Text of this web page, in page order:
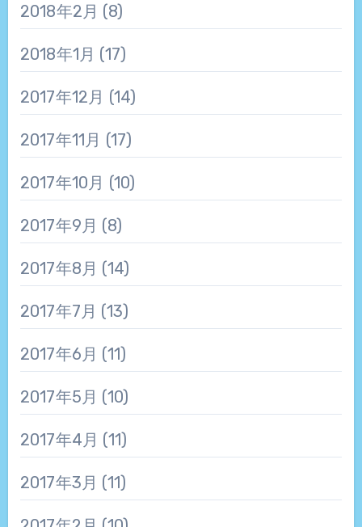
2018年2月 (8)
2018年1月 (17)
2017年12月 (14)
2017年11月 (17)
2017年10月 (10)
2017年9月 (8)
2017年8月 (14)
2017年7月 (13)
2017年6月 (11)
2017年5月 (10)
2017年4月 (11)
2017年3月 (11)